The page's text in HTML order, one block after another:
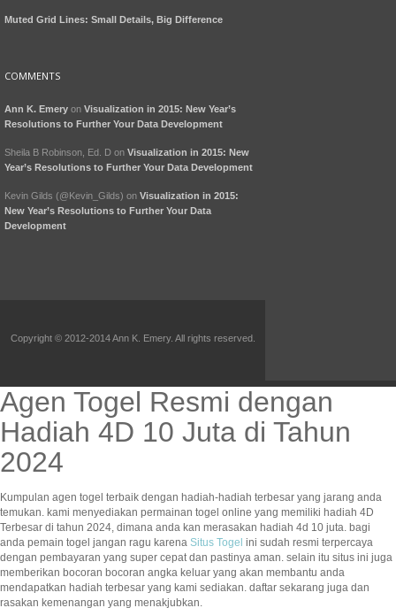
Muted Grid Lines: Small Details, Big Difference
COMMENTS
Ann K. Emery on Visualization in 2015: New Year’s
Resolutions to Further Your Data Development
Sheila B Robinson, Ed. D on Visualization in 2015: New
Year’s Resolutions to Further Your Data Development
Kevin Gilds (@Kevin_Gilds) on Visualization in 2015:
New Year’s Resolutions to Further Your Data
Development
Copyright © 2012-2014 Ann K. Emery. All rights reserved.
Agen Togel Resmi dengan
Hadiah 4D 10 Juta di Tahun
2024
Kumpulan agen togel terbaik dengan hadiah-hadiah terbesar yang jarang anda
temukan. kami menyediakan permainan togel online yang memiliki hadiah 4D
Terbesar di tahun 2024, dimana anda kan merasakan hadiah 4d 10 juta. bagi
anda pemain togel jangan ragu karena Situs Togel ini sudah resmi terpercaya
dengan pembayaran yang super cepat dan pastinya aman. selain itu situs ini juga
memberikan bocoran bocoran angka keluar yang akan membantu anda
mendapatkan hadiah terbesar yang kami sediakan. daftar sekarang juga dan
rasakan kemenangan yang menakjubkan.